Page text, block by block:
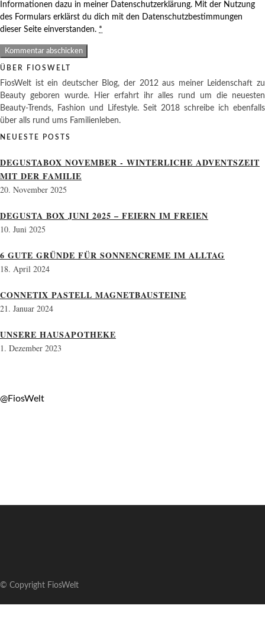
Informationen dazu in meiner Datenschutzerklärung. Mit der Nutzung
des Formulars erklärst du dich mit den Datenschutzbestimmungen
dieser Seite einverstanden. *
ÜBER FIOSWELT
FiosWelt ist ein deutscher Blog, der 2012 aus meiner Leidenschaft zu
Beauty geboren wurde. Hier erfahrt ihr alles rund um die neuesten
Beauty-Trends, Fashion und Lifestyle. Seit 2018 schreibe ich ebenfalls
über alls rund ums Familienleben.
NEUESTE POSTS
DEGUSTABOX NOVEMBER - WINTERLICHE ADVENTSZEIT
MIT DER FAMILIE
20. November 2025
DEGUSTA BOX JUNI 2025 – FEIERN IM FREIEN
10. Juni 2025
6 GUTE GRÜNDE FÜR SONNENCREME IM ALLTAG
18. April 2024
CONNETIX PASTELL MAGNETBAUSTEINE
21. Januar 2024
UNSERE HAUSAPOTHEKE
1. Dezember 2023
@FiosWelt
© Copyright FiosWelt